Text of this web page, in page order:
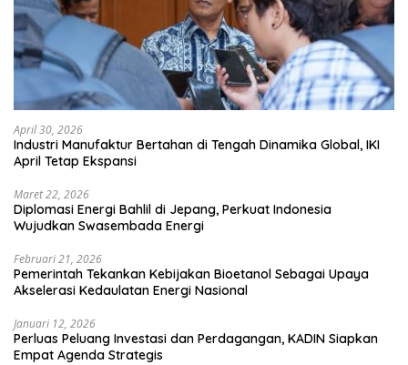
April 30, 2026
Industri Manufaktur Bertahan di Tengah Dinamika Global, IKI
April Tetap Ekspansi
Maret 22, 2026
Diplomasi Energi Bahlil di Jepang, Perkuat Indonesia
Wujudkan Swasembada Energi
Februari 21, 2026
Pemerintah Tekankan Kebijakan Bioetanol Sebagai Upaya
Akselerasi Kedaulatan Energi Nasional
Januari 12, 2026
Perluas Peluang Investasi dan Perdagangan, KADIN Siapkan
Empat Agenda Strategis